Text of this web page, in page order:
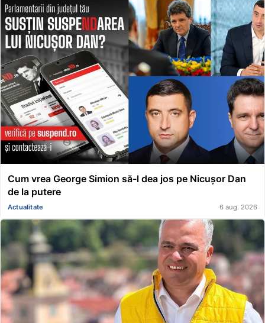
Cum vrea George Simion să-l dea jos pe Nicușor Dan
de la putere
Actualitate 6 aug. 2026